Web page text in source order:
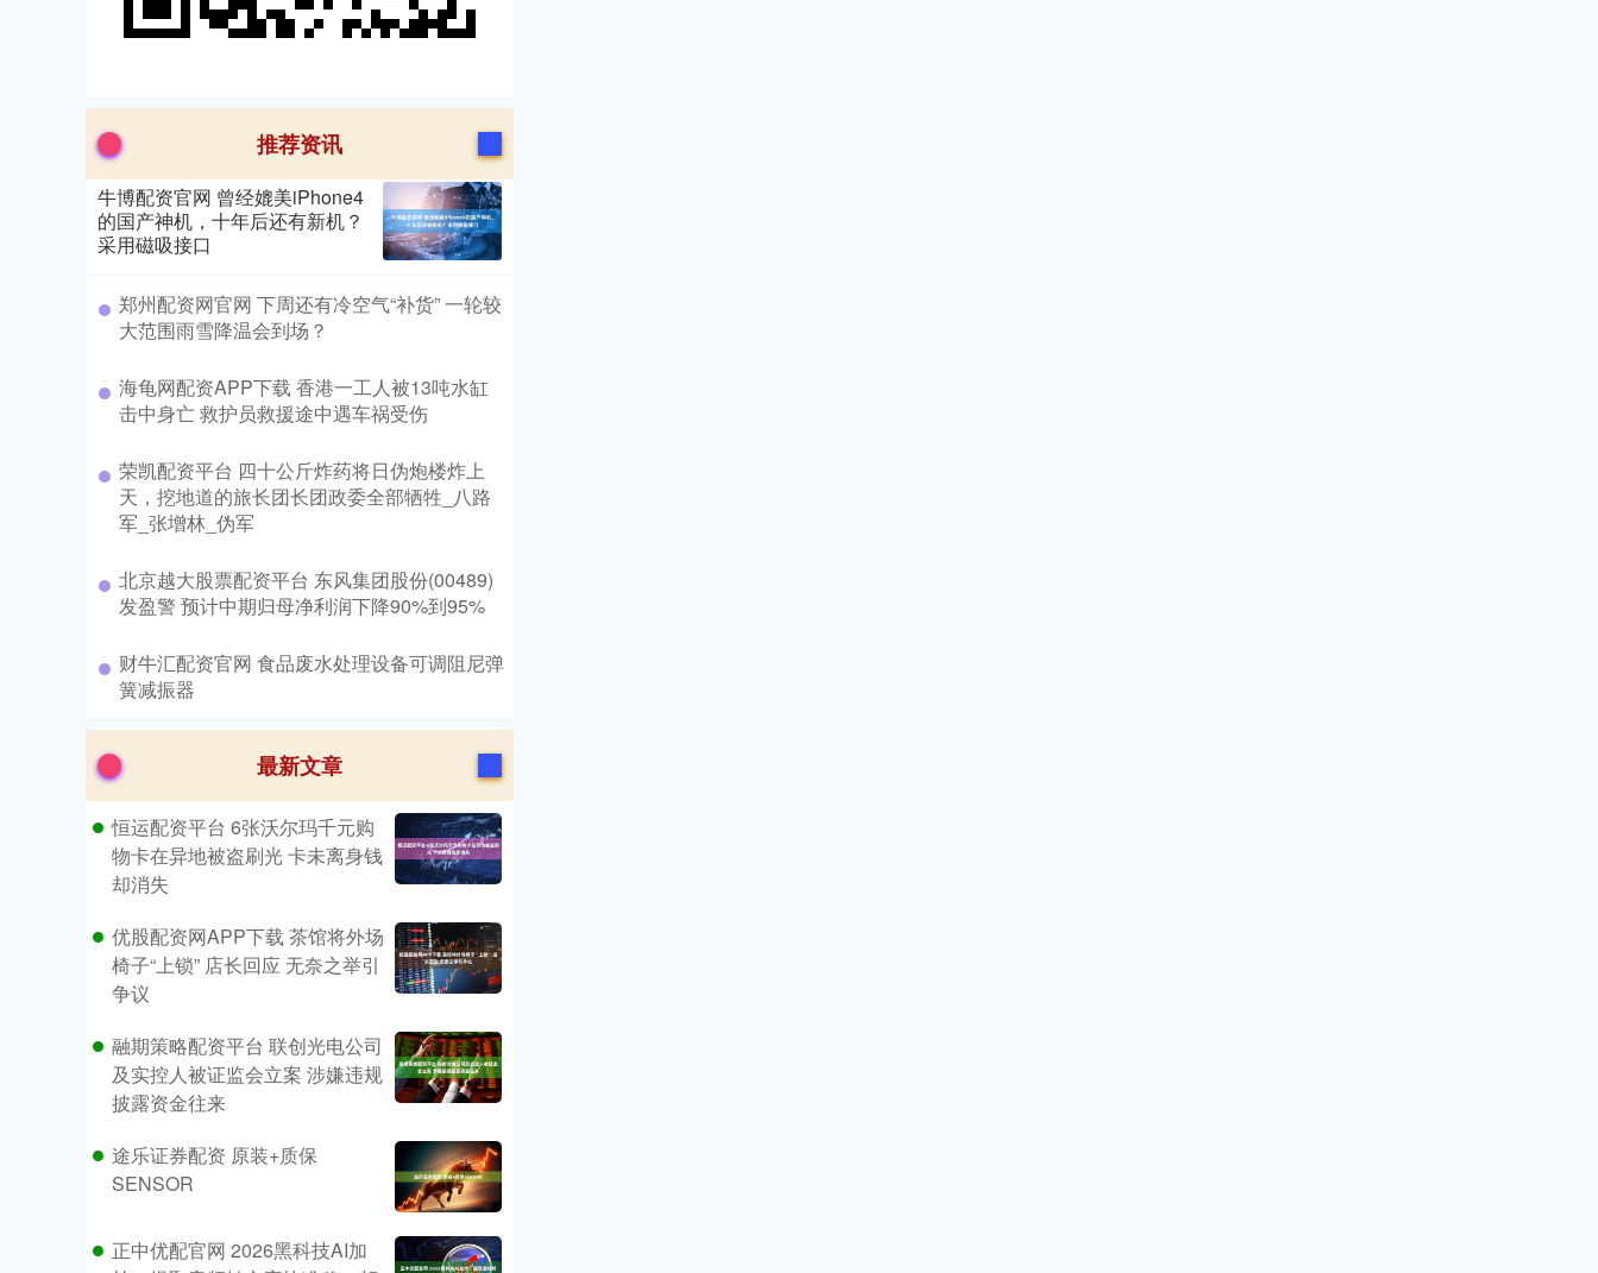
推荐资讯
牛博配资官网 曾经媲美iPhone4
的国产神机，十年后还有新机？
采用磁吸接口
​郑州配资网官网 下周还有冷空气“补货” 一轮较
大范围雨雪降温会到场？
​海龟网配资APP下载 香港一工人被13吨水缸
击中身亡 救护员救援途中遇车祸受伤
​荣凯配资平台 四十公斤炸药将日伪炮楼炸上
天，挖地道的旅长团长团政委全部牺牲_八路
军_张增林_伪军
​北京越大股票配资平台 东风集团股份(00489)
发盈警 预计中期归母净利润下降90%到95%
​财牛汇配资官网 食品废水处理设备可调阻尼弹
簧减振器
最新文章
恒运配资平台 6张沃尔玛千元购
物卡在异地被盗刷光 卡未离身钱
却消失
优股配资网APP下载 茶馆将外场
椅子“上锁” 店长回应 无奈之举引
争议
融期策略配资平台 联创光电公司
及实控人被证监会立案 涉嫌违规
披露资金往来
途乐证券配资 原装+质保
SENSOR
正中优配官网 2026黑科技AI加